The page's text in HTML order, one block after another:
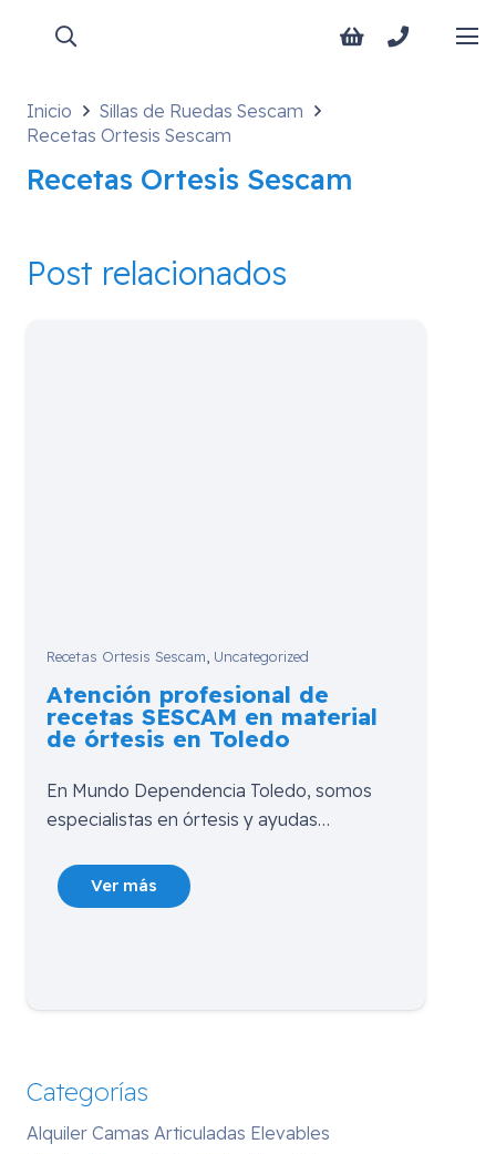
Inicio
Sillas de Ruedas Sescam
Recetas Ortesis Sescam
Recetas Ortesis Sescam
Post relacionados
Recetas Ortesis Sescam, Uncategorized
Atención profesional de
recetas SESCAM en material
de órtesis en Toledo
En Mundo Dependencia Toledo, somos
especialistas en órtesis y ayudas…
Ver más
Categorías
Alquiler Camas Articuladas Elevables